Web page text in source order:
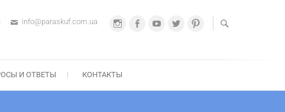
СКУФ
InstagramFacebookYoutubeTwitter Pinterest
info@paraskuf.com.ua
И ОТВЕТЫ КОНТАКТЫ